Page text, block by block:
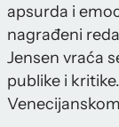
apsurda i
nagrađeni
Jensen vraća
publike i